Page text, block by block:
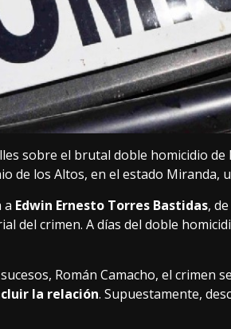
sobre el brutal doble homicidio
de los Altos, en el estado Miranda,
a Edwin Ernesto Torres Bastidas,
del crimen. A días del doble
Román Camacho, el crimen
la relación. Supuestamente,